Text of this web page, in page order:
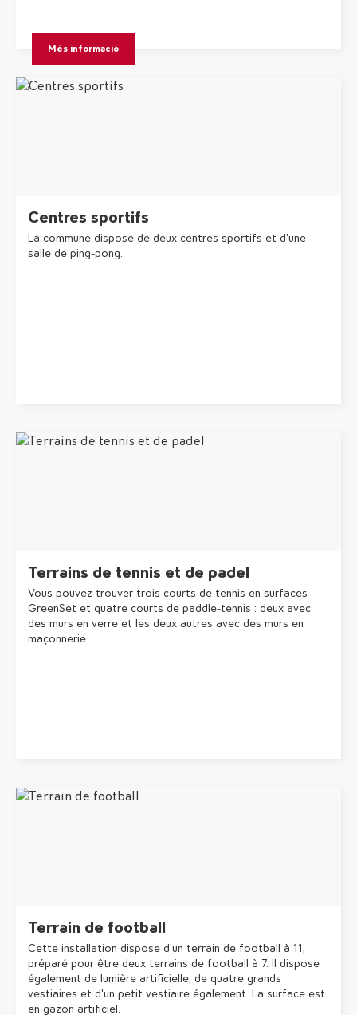
Més informació
Centres sportifs
La commune dispose de deux centres sportifs et d'une
salle de ping-pong.
Terrains de tennis et de padel
Vous pouvez trouver trois courts de tennis en surfaces
GreenSet et quatre courts de paddle-tennis : deux avec
des murs en verre et les deux autres avec des murs en
maçonnerie.
Terrain de football
Cette installation dispose d'un terrain de football à 11,
préparé pour être deux terrains de football à 7. Il dispose
également de lumière artificielle, de quatre grands
vestiaires et d'un petit vestiaire également. La surface est
en gazon artificiel.